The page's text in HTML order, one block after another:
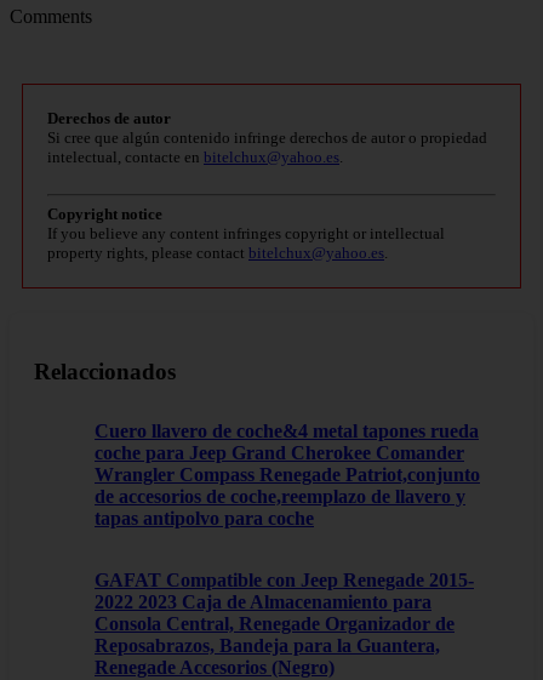
Comments
Derechos de autor
Si cree que algún contenido infringe derechos de autor o propiedad
intelectual, contacte en bitelchux@yahoo.es
Copyright notice
If you believe any content infringes copyright or intellectual
property rights, please contact bitelchux@yahoo.es
Relaccionados
Cuero llavero de coche&4 metal tapones rueda
coche para Jeep Grand Cherokee Comander
Wrangler Compass Renegade Patriot,conjunto
de accesorios de coche,reemplazo de llavero y
tapas antipolvo para coche
GAFAT Compatible con Jeep Renegade 2015-
2022 2023 Caja de Almacenamiento para
Consola Central, Renegade Organizador de
Reposabrazos, Bandeja para la Guantera,
Renegade Accesorios (Negro)